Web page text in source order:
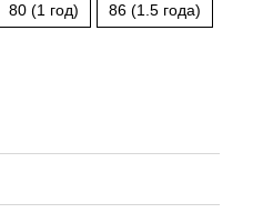
80 (1 год) 86 (1.5 года)